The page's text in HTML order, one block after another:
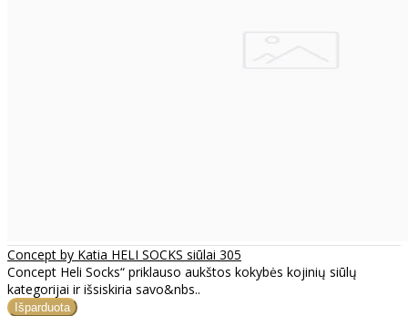
Concept by Katia HELI SOCKS siūlai 305
Concept Heli Socks“ priklauso aukštos kokybės kojinių siūlų
kategorijai ir išsiskiria savo&nbs..